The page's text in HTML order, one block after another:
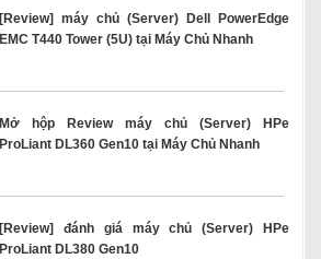
[Review] máy chủ (Server) Dell PowerEdge
EMC T440 Tower (5U) tại Máy Chủ Nhanh
Mở hộp Review máy chủ (Server) HPe
ProLiant DL360 Gen10 tại Máy Chủ Nhanh
[Review] đánh giá máy chủ (Server) HPe
ProLiant DL380 Gen10